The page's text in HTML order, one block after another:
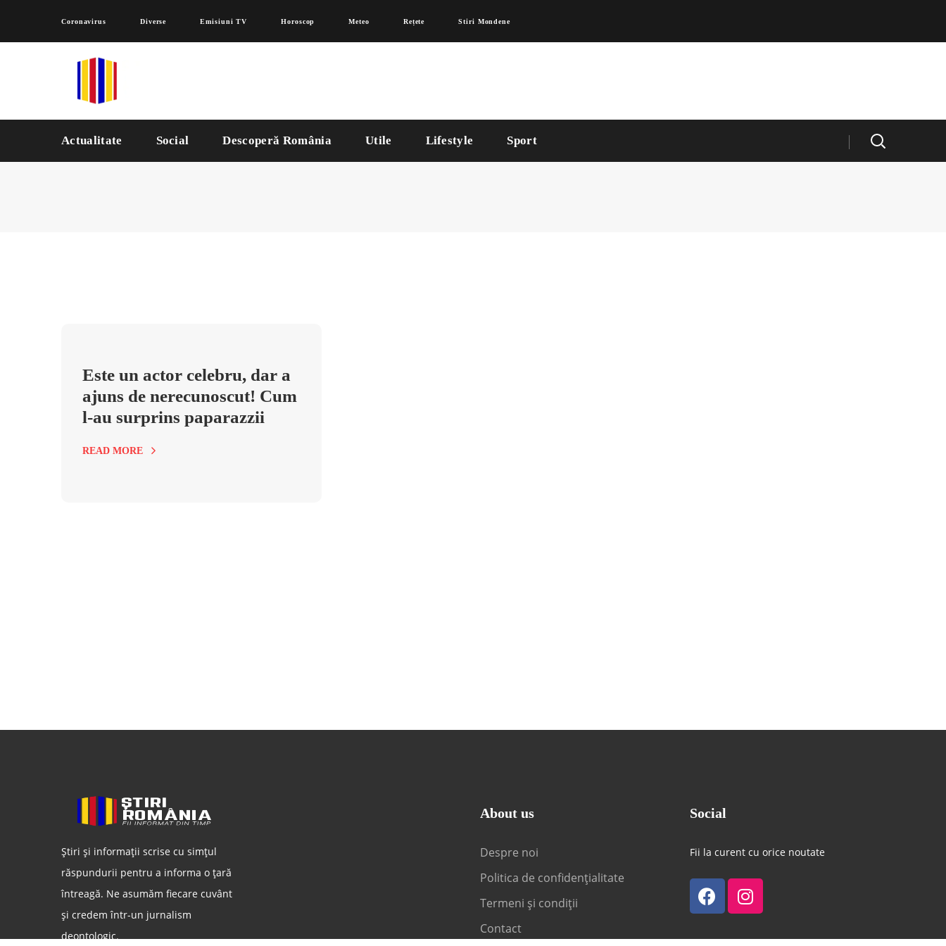
Coronavirus Diverse Emisiuni TV Horoscop Meteo Rețete Stiri Mondene
Actualitate Social Descoperă România Utile Lifestyle Sport
Este un actor celebru, dar a
ajuns de nerecunoscut! Cum
l-au surprins paparazzii
READ MORE
Știri și informații scrise cu simțul
răspundurii pentru a informa o țară
întreagă. Ne asumăm fiecare cuvânt
și credem într-un jurnalism
deontologic.
About us
Despre noi
Politica de confidențialitate
Termeni și condiții
Contact
Social
Fii la curent cu orice noutate